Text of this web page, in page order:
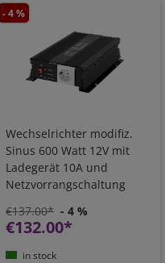
- 4 %
Wechselrichter modifiz.
Sinus 600 Watt 12V mit
Ladegerät 10A und
Netzvorrangschaltung
€137.00* - 4 %
€132.00*
in stock